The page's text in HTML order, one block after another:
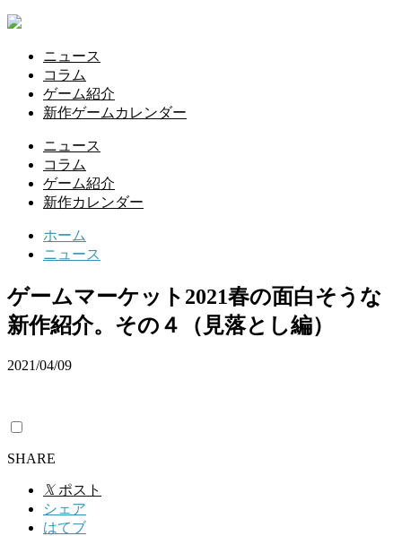
ニュース
コラム
ゲーム紹介
新作ゲームカレンダー
ニュース
コラム
ゲーム紹介
新作カレンダー
ホーム
ニュース
ゲームマーケット2021春の面白そうな
新作紹介。その４（見落とし編）
2021/04/09
SHARE
𝕏 ポスト
シェア
はてブ